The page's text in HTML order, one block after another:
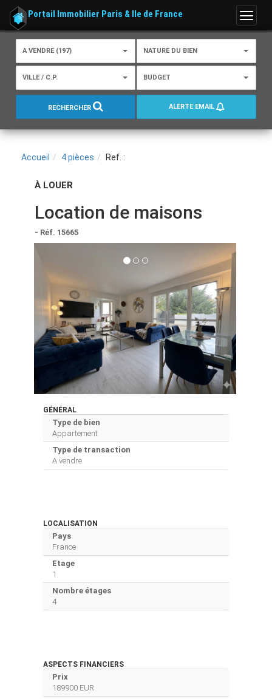
Menu
Portail Immobilier Paris & Ile de France
A VENDRE (197) NATURE DU BIEN
VILLE / C.P. BUDGET
RECHERCHER ALERTE EMAIL
Accueil 4 pièces Ref. :
À LOUER
Location de maisons
- Réf. 15665
GÉNÉRAL
Type de bien
Appartement
Type de transaction
A vendre
LOCALISATION
Pays
France
Etage
1
Nombre étages
4
ASPECTS FINANCIERS
Prix
189900 EUR